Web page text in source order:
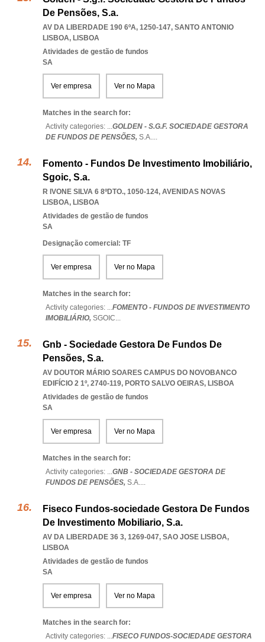
De Pensões, S.a.
AV DA LIBERDADE 190 6ºA, 1250-147, SANTO ANTONIO
LISBOA, LISBOA
Atividades de gestão de fundos
SA
Ver empresa Ver no Mapa
Matches in the search for:
Activity categories: ...GOLDEN - S.G.F. SOCIEDADE GESTORA
DE FUNDOS DE PENSÕES, S.A....
Fomento - Fundos De Investimento Imobiliário,
Sgoic, S.a.
R IVONE SILVA 6 8ºDTO., 1050-124, AVENIDAS NOVAS
LISBOA, LISBOA
Atividades de gestão de fundos
SA
Designação comercial: TF
Ver empresa Ver no Mapa
Matches in the search for:
Activity categories: ...FOMENTO - FUNDOS DE INVESTIMENTO
IMOBILIÁRIO, SGOIC...
Gnb - Sociedade Gestora De Fundos De
Pensões, S.a.
AV DOUTOR MÁRIO SOARES CAMPUS DO NOVOBANCO
EDIFÍCIO 2 1º, 2740-119, PORTO SALVO OEIRAS, LISBOA
Atividades de gestão de fundos
SA
Ver empresa Ver no Mapa
Matches in the search for:
Activity categories: ...GNB - SOCIEDADE GESTORA DE
FUNDOS DE PENSÕES, S.A....
Fiseco Fundos-sociedade Gestora De Fundos
De Investimento Mobiliario, S.a.
AV DA LIBERDADE 36 3, 1269-047, SAO JOSE LISBOA,
LISBOA
Atividades de gestão de fundos
SA
Ver empresa Ver no Mapa
Matches in the search for:
Activity categories: ...FISECO FUNDOS-SOCIEDADE GESTORA